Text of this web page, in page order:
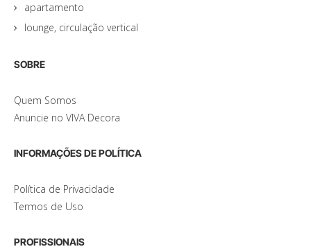
apartamento
lounge, circulação vertical
SOBRE
Quem Somos
Anuncie no VIVA Decora
INFORMAÇÕES DE POLÍTICA
Política de Privacidade
Termos de Uso
PROFISSIONAIS